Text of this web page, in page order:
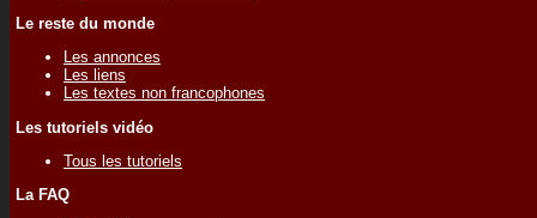
Le reste du monde
Les annonces
Les liens
Les textes non francophones
Les tutoriels vidéo
Tous les tutoriels
La FAQ